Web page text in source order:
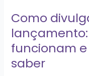
Como
funcionam
saber
6
estratégias
que
funcionam
e